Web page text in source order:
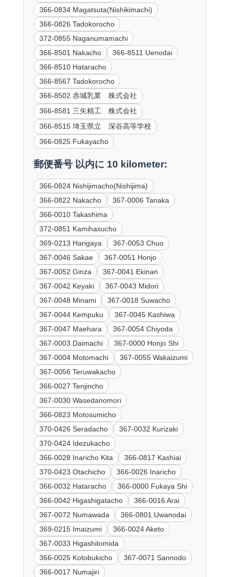
366-0834 Magatsuta(Nishikimachi)
366-0826 Tadokorocho
372-0855 Naganumamachi
366-8501 Nakacho
366-8511 Uenodai
366-8510 Hataracho
366-8567 Tadokorocho
366-8502 赤城乳業 株式会社
366-8581 三矢精工 株式会社
366-8515 埼玉県立 深谷高等学校
366-0825 Fukayacho
郵便番号 以内に 10 kilometer:
366-0824 Nishijimacho(Nishijima)
366-0822 Nakacho
367-0006 Tanaka
366-0010 Takashima
372-0851 Kamihasucho
369-0213 Harigaya
367-0053 Chuo
367-0046 Sakae
367-0051 Honjo
367-0052 Ginza
367-0041 Ekinan
367-0042 Keyaki
367-0043 Midori
367-0048 Minami
367-0018 Suwacho
367-0044 Kempuku
367-0045 Kashiwa
367-0047 Maehara
367-0054 Chiyoda
367-0003 Daimachi
367-0000 Honjo Shi
367-0004 Motomachi
367-0055 Wakaizumi
367-0056 Teruwakacho
366-0027 Tenjincho
367-0030 Wasedanomori
366-0823 Motosumicho
370-0426 Seradacho
367-0032 Kurizaki
370-0424 Idezukacho
366-0028 Inaricho Kita
366-0817 Kashiai
370-0423 Otachicho
366-0026 Inaricho
366-0032 Hataracho
366-0000 Fukaya Shi
366-0042 Higashigatacho
366-0016 Arai
367-0072 Numawada
366-0801 Uwanodai
369-0215 Imaizumi
366-0024 Aketo
367-0033 Higashitomida
366-0025 Kotobukicho
367-0071 Sannodo
366-0017 Numajiri